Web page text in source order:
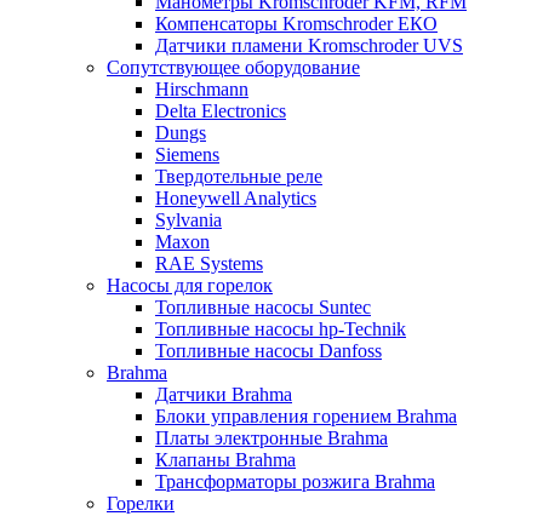
Компенсаторы Kromschroder ЕКО
Датчики пламени Kromschroder UVS
Сопутствующее оборудование
Hirschmann
Delta Electronics
Dungs
Siemens
Твердотельные реле
Honeywell Analytics
Sylvania
Maxon
RAE Systems
Насосы для горелок
Топливные насосы Suntec
Топливные насосы hp-Technik
Топливные насосы Danfoss
Brahma
Датчики Brahma
Блоки управления горением Brahma
Платы электронные Brahma
Клапаны Brahma
Трансформаторы розжига Brahma
Горелки